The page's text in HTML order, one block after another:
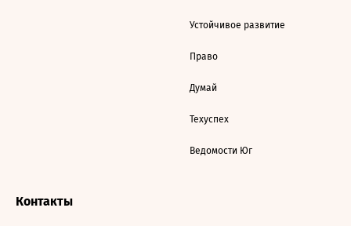
Устойчивое развитие
Право
Думай
Техуспех
Ведомости Юг
Контакты